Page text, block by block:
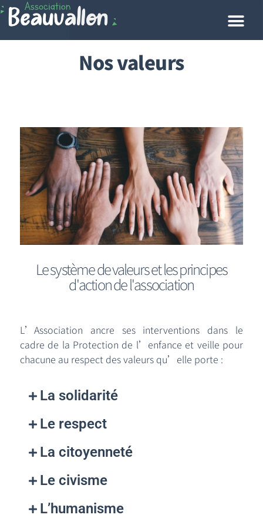
Nos valeurs
Le système de valeurs et les principes
d'action de l'association
L’Association ancre ses interventions dans le
cadre de la Protection de l’enfance et veille pour
chacune au respect des valeurs qu’elle porte :
La solidarité
Le respect
La citoyenneté
Le civisme
L’humanisme